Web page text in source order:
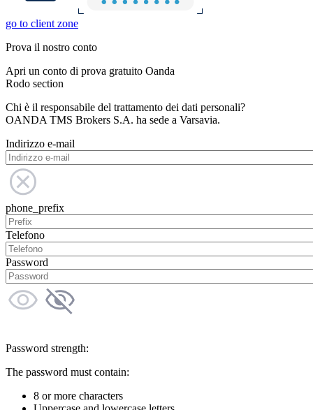
go to client zone
Prova il nostro conto
Apri un conto di prova gratuito Oanda
Rodo section
Chi è il responsabile del trattamento dei dati personali?
OANDA TMS Brokers S.A. ha sede a Varsavia.
Indirizzo e-mail
phone_prefix
Telefono
Password
Password strength:
The password must contain:
8 or more characters